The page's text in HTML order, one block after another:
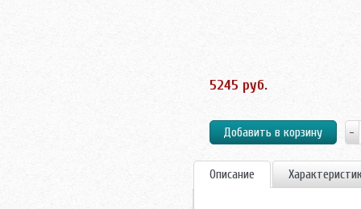
5245 руб.
Описание